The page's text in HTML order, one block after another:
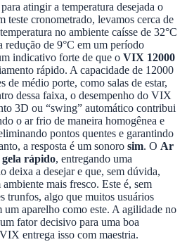
atingir a temperatura desejada o
teste cronometrado, levamos cerca de
no ambiente caísse de 32°C
redução de 9°C em um período
indicativo forte de que o VIX 12000
rápido. A capacidade de 12000
de médio porte, como salas de estar,
dessa faixa, o desempenho do VIX
3D ou “swing” automático contribui
o ar frio de maneira homogênea e
pontos quentes e garantindo
a resposta é um sonoro sim. O Ar
rápido, entregando uma
deixa a desejar e que, sem dúvida,
mais fresco. Este é, sem
trunfos, algo que muitos usuários
aparelho como este. A agilidade no
fator decisivo para uma boa
entrega isso com maestria.